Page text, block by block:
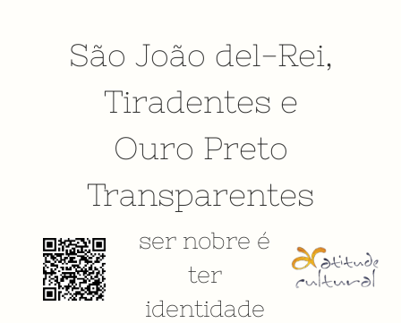
São João del-Rei,
Tiradentes e
Ouro Preto
Transparentes
ser nobre é
ter
identidade